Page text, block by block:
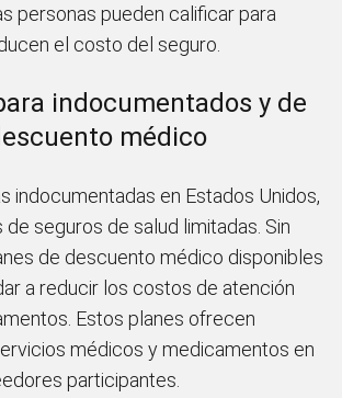
personas pueden calificar para
el costo del seguro.
indocumentados y de
médico
indocumentadas en Estados Unidos,
seguros de salud limitadas. Sin
de descuento médico disponibles
a reducir los costos de atención
Estos planes ofrecen
médicos y medicamentos en
participantes.